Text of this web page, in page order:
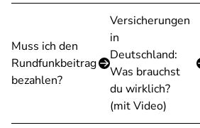
Muss ich den
Rundfunkbeitrag
bezahlen?
Versicherungen
in
Deutschland:
Was brauchst
du wirklich?
(mit Video)